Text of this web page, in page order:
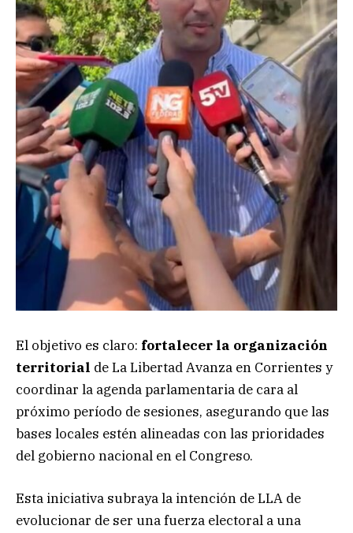
El objetivo es claro: fortalecer la organización
territorial de La Libertad Avanza en Corrientes y
coordinar la agenda parlamentaria de cara al
próximo período de sesiones, asegurando que las
bases locales estén alineadas con las prioridades
del gobierno nacional en el Congreso.
Esta iniciativa subraya la intención de LLA de
evolucionar de ser una fuerza electoral a una